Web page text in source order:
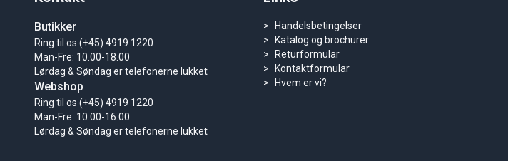
Butikker
Ring til os (+45) 4919 1220
Man-Fre: 10.00-18.00
Lørdag & Søndag er telefonerne lukket
Webshop
Ring til os (+45) 4919 1220
Man-Fre: 10.00-16.00
Lørdag & Søndag er telefonerne lukket
Handelsbetingelser
Katalog og brochurer
Returformular
Kontaktformular
Hvem er vi?